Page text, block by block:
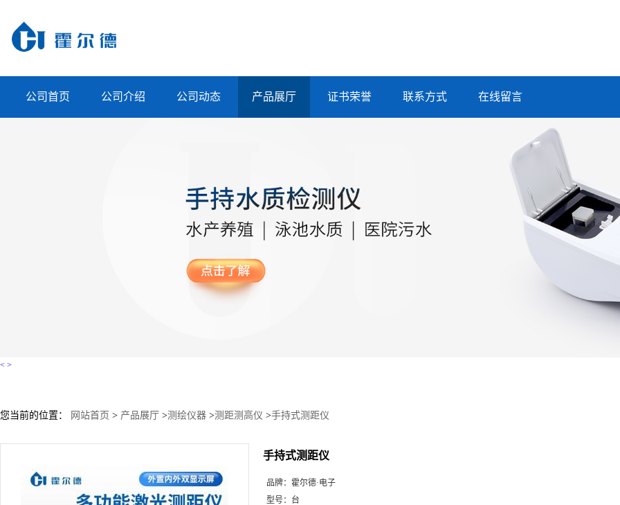
公司首页 公司介绍 公司动态 产品展厅 证书荣誉 联系方式 在线留言
< >
您当前的位置： 网站首页 > 产品展厅 >测绘仪器 >测距测高仪 >手持式测距仪
手持式测距仪
品牌： 霍尔德·电子
型号： 台